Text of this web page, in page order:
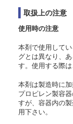
取扱上の注意
使用時の注意
本剤で使用して
グとは異なり、
す。使用する際
本剤は製造時に
プロピレン製容
すが、容器内の
用下さい。